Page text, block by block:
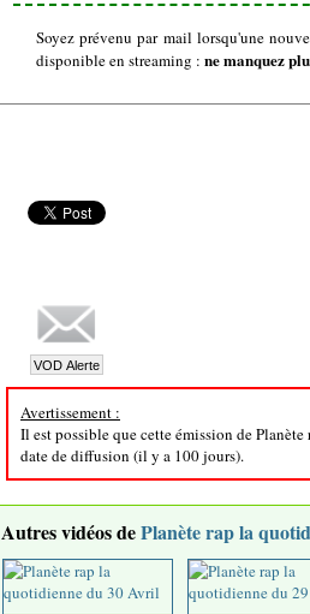
Soyez prévenu par mail lorsqu'une
disponible en streaming : ne manquez
Avertissement :
Il est possible que cette émission de
date de diffusion (il y a 100 jours).
Autres vidéos dePlanète rap la